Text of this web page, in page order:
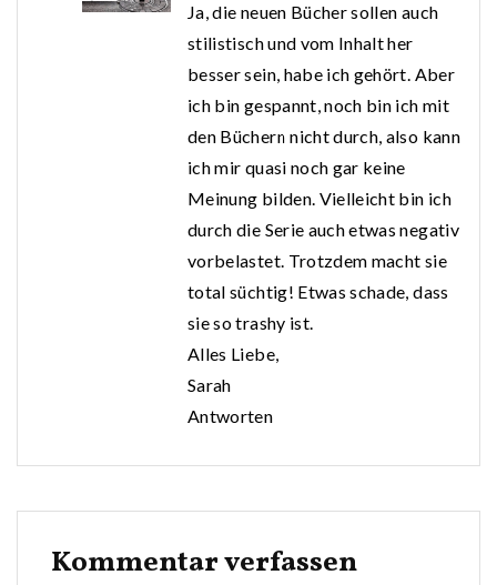
Ja, die neuen Bücher sollen auch
stilistisch und vom Inhalt her
besser sein, habe ich gehört. Aber
ich bin gespannt, noch bin ich mit
den Büchern nicht durch, also kann
ich mir quasi noch gar keine
Meinung bilden. Vielleicht bin ich
durch die Serie auch etwas negativ
vorbelastet. Trotzdem macht sie
total süchtig! Etwas schade, dass
sie so trashy ist.
Alles Liebe,
Sarah
Antworten
Kommentar verfassen